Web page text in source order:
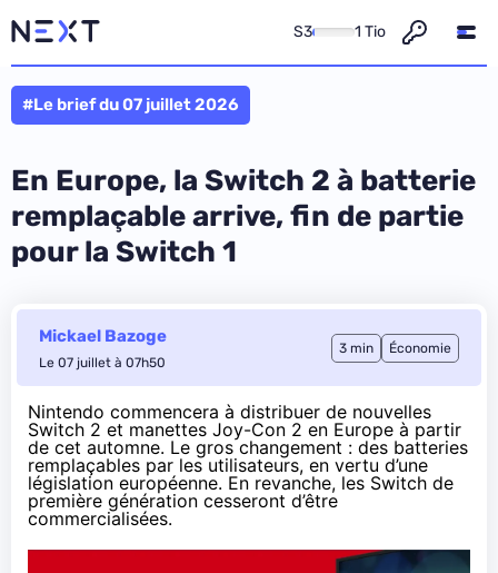
S3 1 Tio
#Le brief du 07 juillet 2026
En Europe, la Switch 2 à batterie
remplaçable arrive, fin de partie
pour la Switch 1
Mickael Bazoge
Le 07 juillet à 07h50
3 min Économie
Nintendo commencera à distribuer de nouvelles
Switch 2 et manettes Joy-Con 2 en Europe à partir
de cet automne. Le gros changement : des batteries
remplaçables par les utilisateurs, en vertu d’une
législation européenne. En revanche, les Switch de
première génération cesseront d’être
commercialisées.